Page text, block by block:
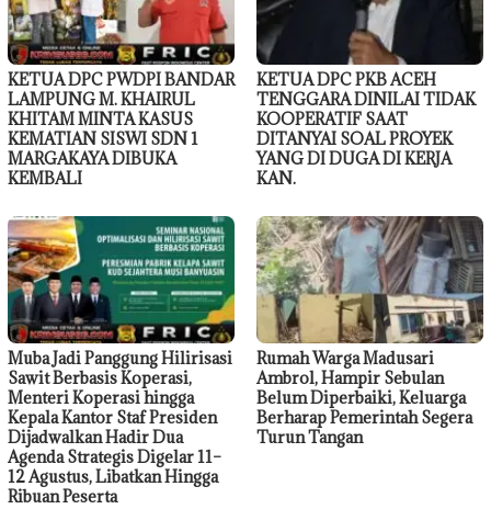
KETUA DPC PWDPI BANDAR
LAMPUNG M. KHAIRUL
KHITAM MINTA KASUS
KEMATIAN SISWI SDN 1
MARGAKAYA DIBUKA
KEMBALI
KETUA DPC PKB ACEH
TENGGARA DINILAI TIDAK
KOOPERATIF SAAT
DITANYAI SOAL PROYEK
YANG DI DUGA DI KERJA
KAN.
Muba Jadi Panggung Hilirisasi
Sawit Berbasis Koperasi,
Menteri Koperasi hingga
Kepala Kantor Staf Presiden
Dijadwalkan Hadir Dua
Agenda Strategis Digelar 11–
12 Agustus, Libatkan Hingga
Ribuan Peserta
Rumah Warga Madusari
Ambrol, Hampir Sebulan
Belum Diperbaiki, Keluarga
Berharap Pemerintah Segera
Turun Tangan